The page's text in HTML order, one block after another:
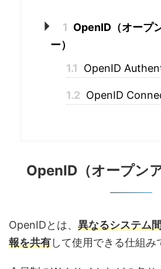
1 OpenID（オープ
ー）
1.1
OpenID
1.2 OpenID
OpenID（オープン
OpenIDとは、 異なるシステム
報を共有して使用できる仕組み